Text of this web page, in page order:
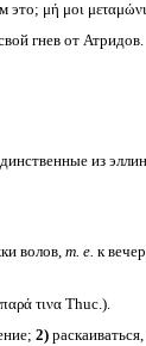
это; μή μοι
гнев от Атридов.
из
волов, т. е. к
τινα Thuc.).
2)раскаиваться,